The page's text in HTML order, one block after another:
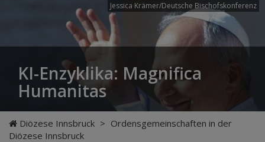
Jessica Krämer/Deutsche Bischofskonferenz
KI-Enzyklika: Magnifica
Humanitas
Diözese Innsbruck > Ordensgemeinschaften in der
Diözese Innsbruck